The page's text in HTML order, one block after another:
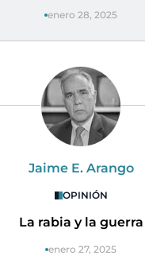
enero 28, 2025
Jaime E. Arango
OPINIÓN
La rabia y la guerra
enero 27, 2025